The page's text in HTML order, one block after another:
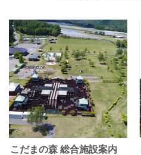
こだまの森 総合施設案内